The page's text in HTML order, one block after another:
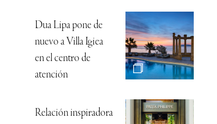
Dua Lipa pone de
nuevo a Villa Igiea
en el centro de
atención
Relación inspiradora